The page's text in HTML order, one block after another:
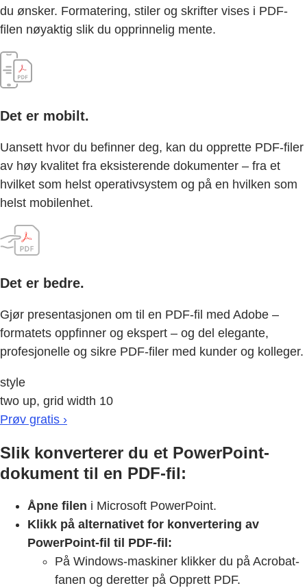
du ønsker. Formatering, stiler og skrifter vises i PDF-
filen nøyaktig slik du opprinnelig mente.
Det er mobilt.
Uansett hvor du befinner deg, kan du opprette PDF-filer
av høy kvalitet fra eksisterende dokumenter – fra et
hvilket som helst operativsystem og på en hvilken som
helst mobilenhet.
Det er bedre.
Gjør presentasjonen om til en PDF-fil med Adobe –
formatets oppfinner og ekspert – og del elegante,
profesjonelle og sikre PDF-filer med kunder og kolleger.
style
two up, grid width 10
Prøv gratis ›
Slik konverterer du et PowerPoint-
dokument til en PDF-fil:
Åpne filen i Microsoft PowerPoint.
Klikk på alternativet for konvertering av
PowerPoint-fil til PDF-fil:
På Windows-maskiner klikker du på Acrobat-
fanen og deretter på Opprett PDF.